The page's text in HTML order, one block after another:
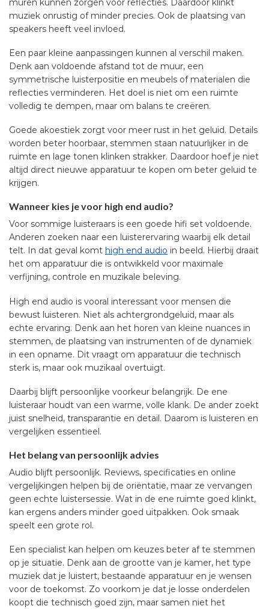
muren kunnen zorgen voor reflecties. Daardoor klinkt
muziek onrustig of minder precies. Ook de plaatsing van
speakers heeft veel invloed.
Een paar kleine aanpassingen kunnen al verschil maken.
Denk aan voldoende afstand tot de muur, een
symmetrische luisterpositie en meubels of materialen die
reflecties verminderen. Het doel is niet om een ruimte
volledig te dempen, maar om balans te creëren.
Goede akoestiek zorgt voor meer rust in het geluid. Details
worden beter hoorbaar, stemmen staan natuurlijker in de
ruimte en lage tonen klinken strakker. Daardoor hoef je niet
altijd direct nieuwe apparatuur te kopen om beter geluid te
krijgen.
Wanneer kies je voor high end audio?
Voor sommige luisteraars is een goede hifi set voldoende.
Anderen zoeken naar een luisterervaring waarbij elk detail
telt. In dat geval komt high end audio in beeld. Hierbij draait
het om apparatuur die is ontwikkeld voor maximale
verfijning, controle en muzikale beleving.
High end audio is vooral interessant voor mensen die
bewust luisteren. Niet als achtergrondgeluid, maar als
echte ervaring. Denk aan het horen van kleine nuances in
stemmen, de plaatsing van instrumenten of de dynamiek
in een opname. Dit vraagt om apparatuur die technisch
sterk is, maar ook muzikaal overtuigt.
Daarbij blijft persoonlijke voorkeur belangrijk. De ene
luisteraar houdt van een warme, volle klank. De ander zoekt
juist snelheid, transparantie en detail. Daarom is luisteren en
vergelijken essentieel.
Het belang van persoonlijk advies
Audio blijft persoonlijk. Reviews, specificaties en online
vergelijkingen helpen bij de oriëntatie, maar ze vervangen
geen echte luistersessie. Wat in de ene ruimte goed klinkt,
kan ergens anders minder goed uitpakken. Ook smaak
speelt een grote rol.
Een specialist kan helpen om keuzes beter af te stemmen
op je situatie. Denk aan de grootte van je kamer, het type
muziek dat je luistert, bestaande apparatuur en je wensen
voor de toekomst. Zo voorkom je dat je losse onderdelen
koopt die technisch goed zijn, maar samen niet het